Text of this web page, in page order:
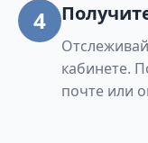
4
кабинете.
почте или